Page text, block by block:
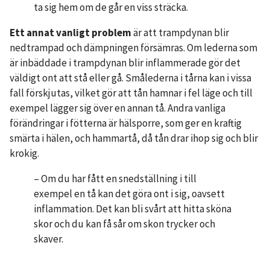
ta sig hem om de går en viss sträcka.
Ett annat vanligt problemär att trampdynan blir
nedtrampad och dämpningen försämras. Om lederna som
är inbäddade i trampdynan blir inflammerade gör det
väldigt ont att stå eller gå. Smålederna i tårna kan i vissa
fall förskjutas, vilket gör att tån hamnar i fel läge och till
exempel lägger sig över en annan tå. Andra vanliga
förändringar i fötterna är hälsporre, som ger en kraftig
smärta i hälen, och hammartå, då tån drar ihop sig och blir
krokig.
– Om du har fått en snedställning i till
exempel en tå kan det göra ont i sig, oavsett
inflammation. Det kan bli svårt att hitta sköna
skor och du kan få sår om skon trycker och
skaver.